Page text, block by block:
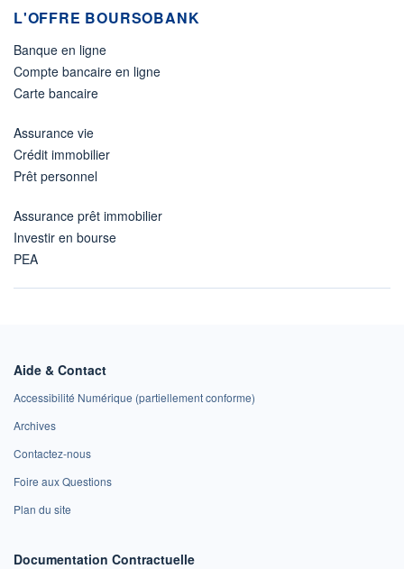
L'OFFRE BOURSOBANK
Banque en ligne
Compte bancaire en ligne
Carte bancaire
Assurance vie
Crédit immobilier
Prêt personnel
Assurance prêt immobilier
Investir en bourse
PEA
Aide & Contact
Accessibilité Numérique (partiellement conforme)
Archives
Contactez-nous
Foire aux Questions
Plan du site
Documentation Contractuelle